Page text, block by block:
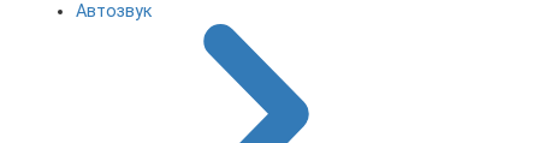
Автозвук